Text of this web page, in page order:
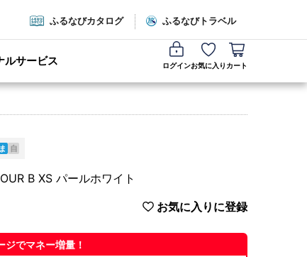
ふるなびカタログ ふるなびトラベル
ルサービス ログインお気に入り カート
ま 自
B XS パールホワイト
お気に入りに登録
ジでマネー増量！